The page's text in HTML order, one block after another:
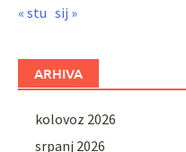
« stu sij »
ARHIVA
kolovoz 2026
srpanj 2026